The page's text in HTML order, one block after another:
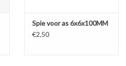
Spie voor as 6x6x100MM
€2,50